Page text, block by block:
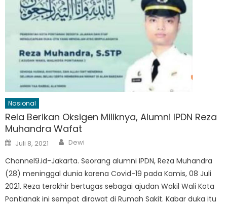
Nasional
Rela Berikan Oksigen Miliknya, Alumni IPDN Reza
Muhandra Wafat
Posted
on
Juli 8, 2021 Author
Dewi
Channel9.id-Jakarta. Seorang alumni IPDN, Reza Muhandra
(28) meninggal dunia karena Covid-19 pada Kamis, 08 Juli
2021. Reza terakhir bertugas sebagai ajudan Wakil Wali Kota
Pontianak ini sempat dirawat di Rumah Sakit. Kabar duka itu